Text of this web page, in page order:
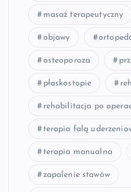
masaż terapeutyczny
objawy
osteoporoza
płaskostopie
rehabilitacja po
terapia falą
terapia manualna
zapalenie stawów